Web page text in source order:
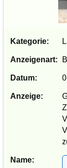
Kategorie:
Anzeigenart:
Datum:
Anzeige:
Name: